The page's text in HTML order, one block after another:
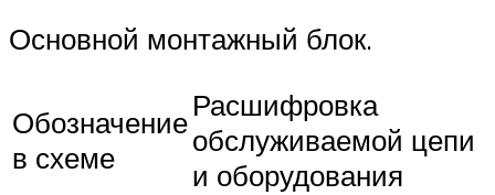
Основной монтажный блок.
Обозначение
в схеме
Расшифровка
обслуживаемой цепи
и оборудования